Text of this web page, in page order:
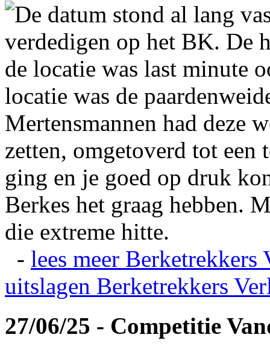
De datum stond al lang
verdedigen op het BK. De
de locatie was last minute
locatie was de
Mertensmannen had deze
zetten, omgetoverd tot
ging en je goed op druk
Berkes het graag hebben.
die extreme hitte.
- lees meer Berketrekkers
uitslagen Berketrekkers
27/06/25 - Competitie